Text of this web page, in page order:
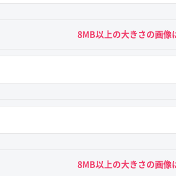
8MB以上の大きさの画像
8MB以上の大きさの画像